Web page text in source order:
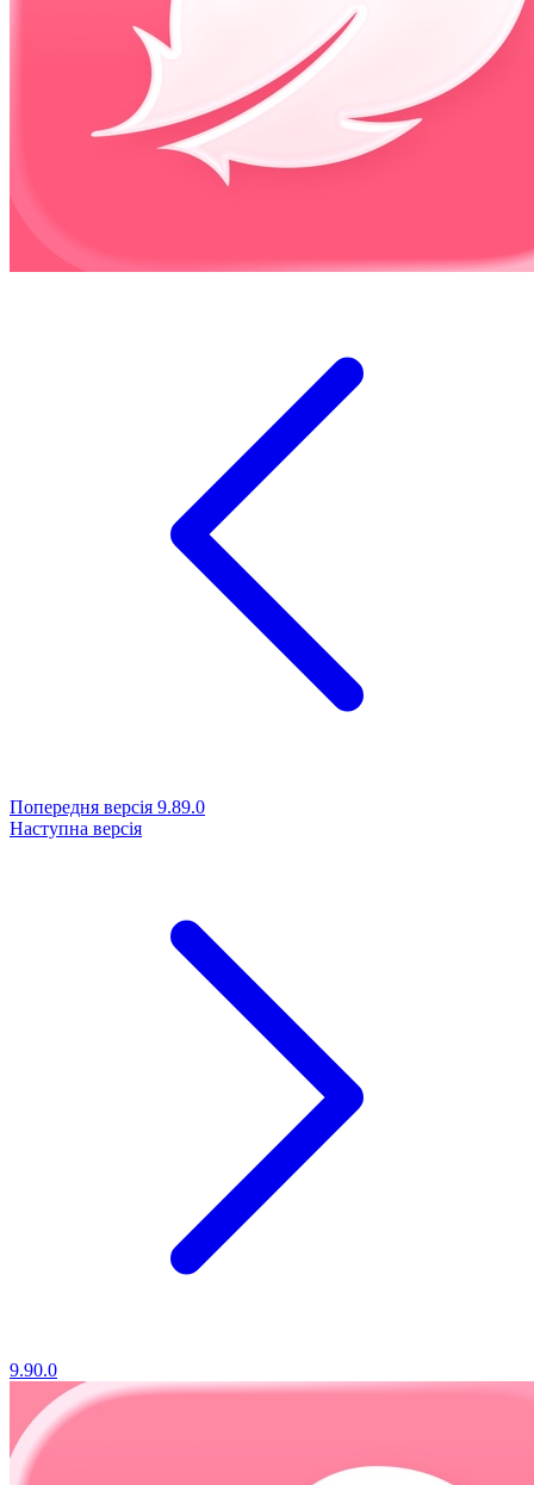
Попередня версія 9.89.0
Наступна версія
9.90.0